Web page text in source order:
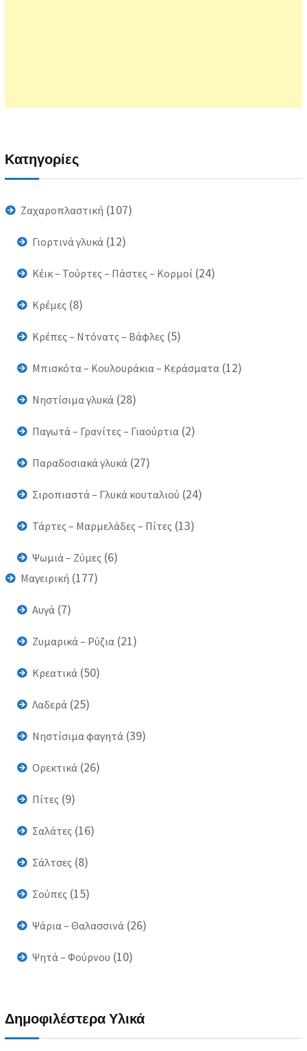
Κατηγορίες
Ζαχαροπλαστική (107)
Γιορτινά γλυκά (12)
Κέικ – Τούρτες – Πάστες – Κορμοί (24)
Κρέμες (8)
Κρέπες – Ντόνατς – Βάφλες (5)
Μπισκότα – Κουλουράκια – Κεράσματα (12)
Νηστίσιμα γλυκά (28)
Παγωτά – Γρανίτες – Γιαούρτια (2)
Παραδοσιακά γλυκά (27)
Σιροπιαστά – Γλυκά κουταλιού (24)
Τάρτες – Μαρμελάδες – Πίτες (13)
Ψωμιά – Ζύμες (6)
Μαγειρική (177)
Αυγά (7)
Ζυμαρικά – Ρύζια (21)
Κρεατικά (50)
Λαδερά (25)
Νηστίσιμα φαγητά (39)
Ορεκτικά (26)
Πίτες (9)
Σαλάτες (16)
Σάλτσες (8)
Σούπες (15)
Ψάρια – Θαλασσινά (26)
Ψητά – Φούρνου (10)
Δημοφιλέστερα Υλικά